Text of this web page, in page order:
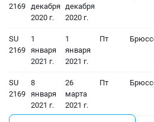
2169
декабря
2020 г.
декабря
2020 г.
SU
2169
1
января
2021 г.
1
января
2021 г.
Пт
SU
2169
8
января
2021 г.
26
марта
2021 г.
Пт